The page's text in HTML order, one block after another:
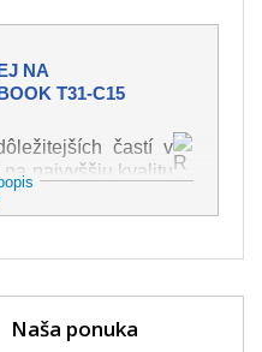
NA
T31-C15
častí v
najvyššiu kvalitu
dielu. Slúži k
obrazu v rôznej
Medzi najčastejšie
alebo
Naša ponuka